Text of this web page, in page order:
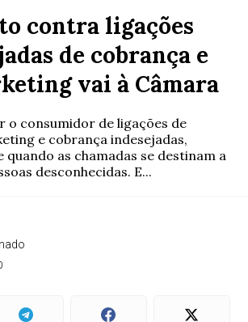
contra ligações
de cobrança e
vai à Câmara
o consumidor de ligações de
e cobrança indesejadas,
as chamadas se destinam a
desconhecidas. E...